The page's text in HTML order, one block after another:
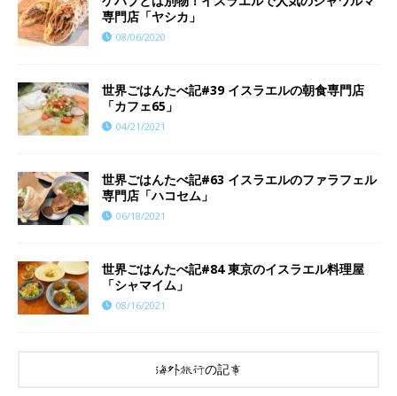
専門店「ヤシカ」
08/06/2020
世界ごはんたべ記#39 イスラエルの朝食専門店
「カフェ65」
04/21/2021
世界ごはんたべ記#63 イスラエルのファラフェル
専門店「ハコセム」
06/18/2021
世界ごはんたべ記#84 東京のイスラエル料理屋
「シャマイム」
08/16/2021
海外旅行の記事